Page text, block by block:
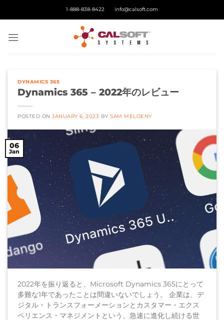
1-888-838-8422 info@calsoft.com
DYNAMICS 365
Dynamics 365 – 2022年のレビュー
POSTED ONJANUARY 6, 2023 BYSAM MELOENY
06
Jan
2022年を振り返ると、Microsoft Dynamics 365にとって
多難な1年であったことは間違いないでしょう。 企業は、デ
ジタル・トランスフォーメーションとカスタマー・エクス
ペリエンス・マネジメントという、急速に進化し続ける世